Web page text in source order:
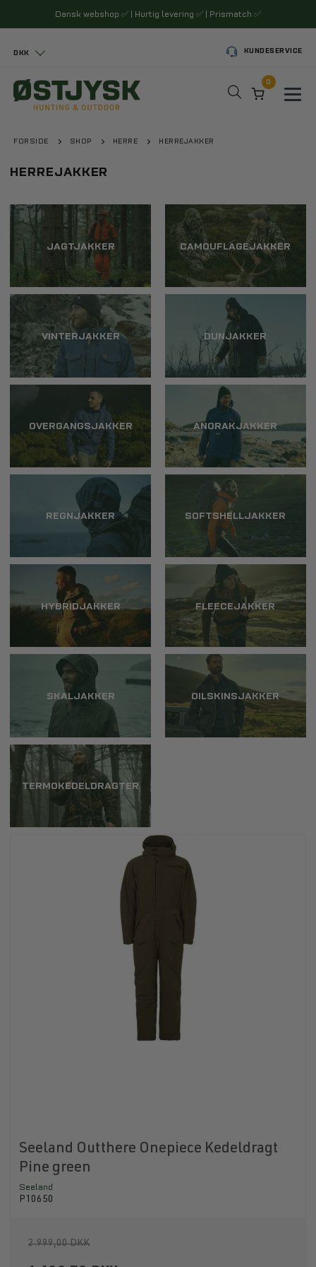
Dansk webshop ✅ | Hurtig levering ✅ | Prismatch ✅
DKK KUNDESERVICE
0
FORSIDE SHOP HERRE HERREJAKKER
HERREJAKKER
JAGTJAKKER CAMOUFLAGEJAKKER
VINTERJAKKER DUNJAKKER
OVERGANGSJAKKER ANORAKJAKKER
REGNJAKKER SOFTSHELLJAKKER
HYBRIDJAKKER FLEECEJAKKER
SKALJAKKER OILSKINSJAKKER
TERMOKEDELDRAGTER
Seeland Outthere Onepiece Kedeldragt
Pine green
Seeland
P10650
2.999,00 DKK